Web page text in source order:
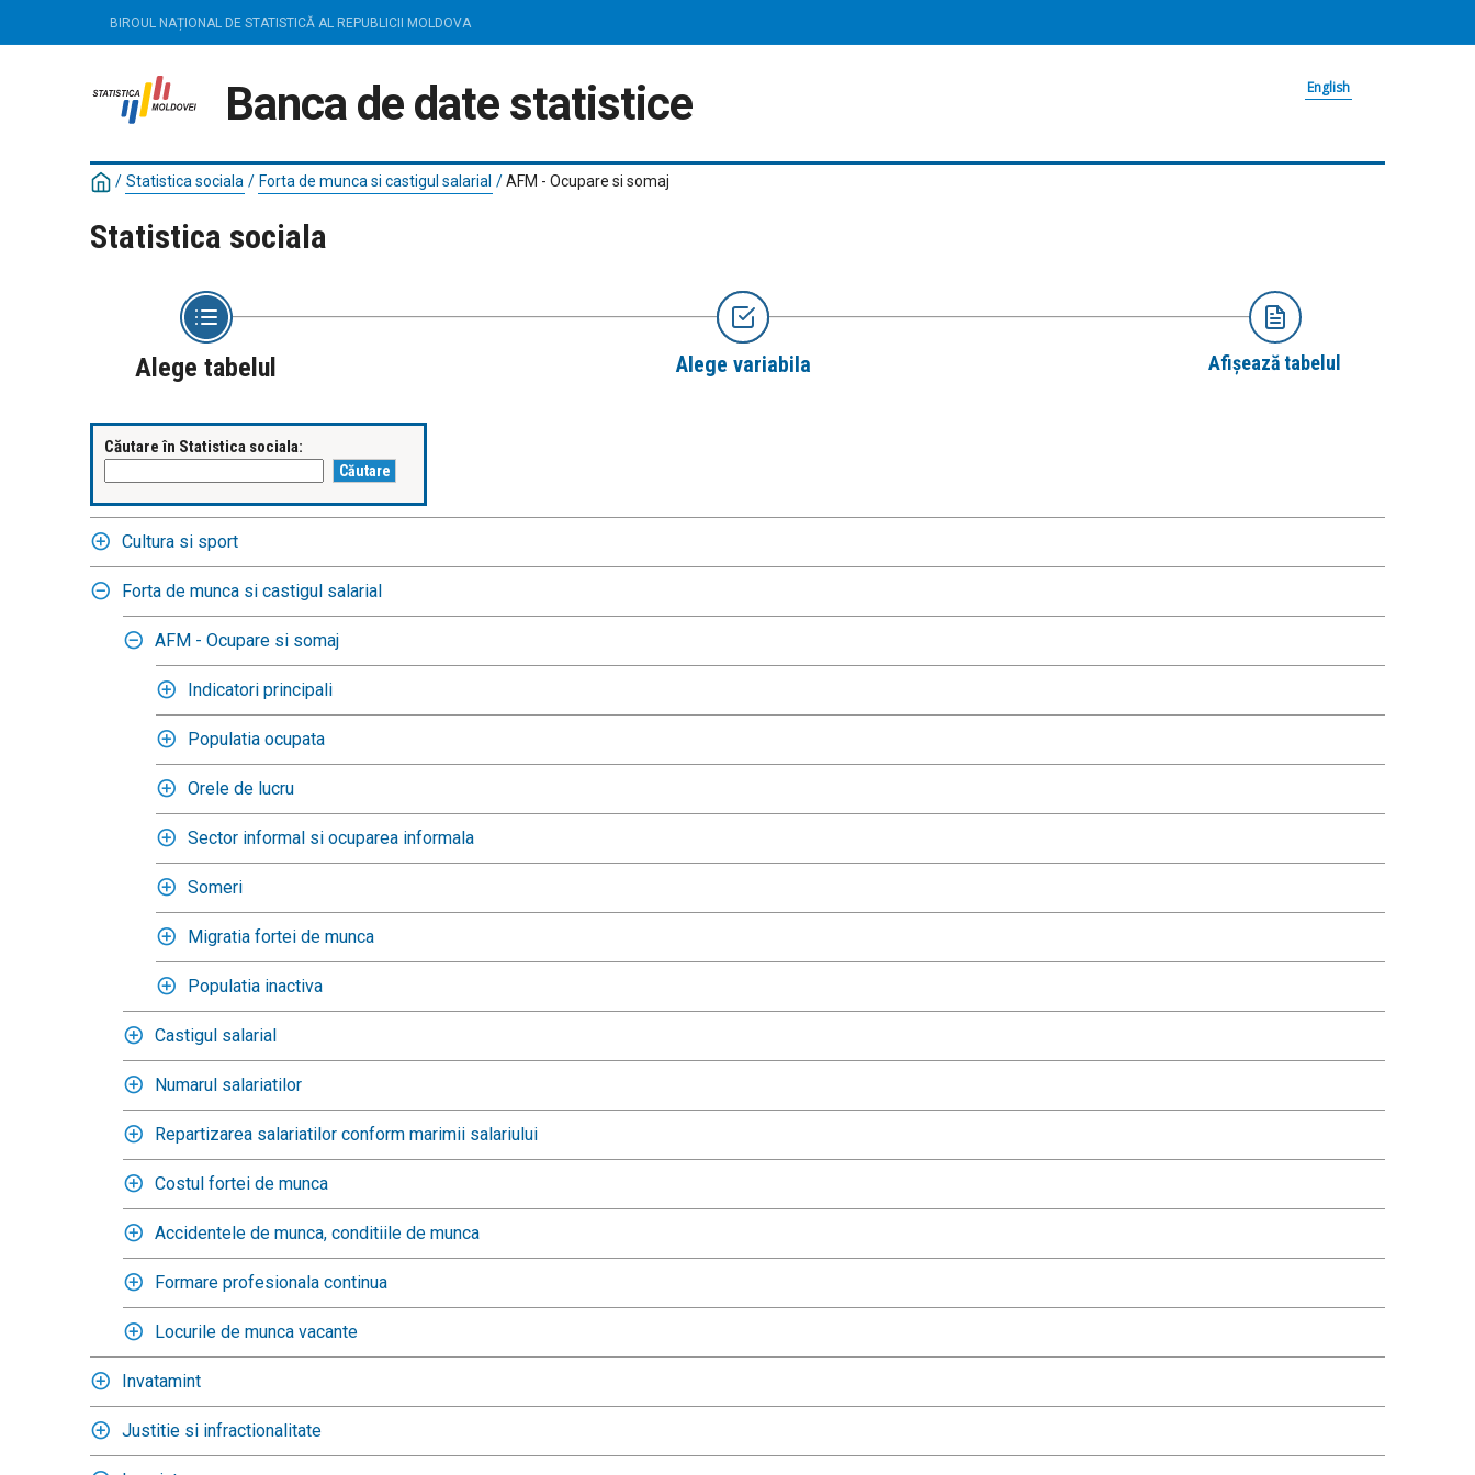
BIROUL NAȚIONAL DE STATISTICĂ AL REPUBLICII MOLDOVA
Banca de date statistice English
/ Statistica sociala / Forta de munca si castigul salarial /AFM - Ocupare si somaj
Statistica sociala
Alege tabelul Alege variabila Afișează tabelul
Căutare în Statistica sociala:
Cultura si sport
Forta de munca si castigul salarial
AFM - Ocupare si somaj
Indicatori principali
Populatia ocupata
Orele de lucru
Sector informal si ocuparea informala
Someri
Migratia fortei de munca
Populatia inactiva
Castigul salarial
Numarul salariatilor
Repartizarea salariatilor conform marimii salariului
Costul fortei de munca
Accidentele de munca, conditiile de munca
Formare profesionala continua
Locurile de munca vacante
Invatamint
Justitie si infractionalitate